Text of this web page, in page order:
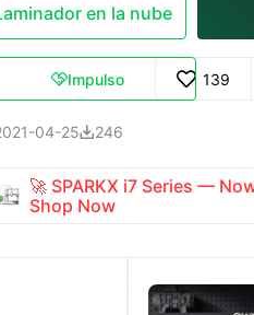
en la nube
Impulso 139
04-25246
🚀 SPARKX i7 Series —
Shop Now